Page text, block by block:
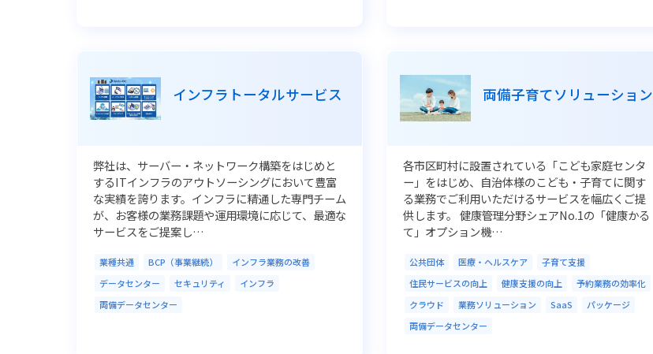
インフラトータルサービス
弊社は、サーバー・ネットワーク構築をはじめと
するITインフラのアウトソーシングにおいて豊富
な実績を誇ります。インフラに精通した専門チーム
が、お客様の業務課題や運用環境に応じて、最適な
サービスをご提案し…
業種共通 BCP（事業継続）
インフラ業務の改善
データセンター
セキュリティ
インフラ
両備データセンター
両備子育てソリューション
各市区町村に設置されている「こども家庭センタ
ー」をはじめ、自治体様のこども・子育てに関す
る業務でご利用いただけるサービスを幅広くご提
供します。 健康管理分野シェアNo.1の「健康かる
て」オプション機…
公共団体 医療・ヘルスケア
子育て支援
住民サービスの向上
健康支援の向上
予約業務の効率化
クラウド
業務ソリューション SaaS
パッケージ
両備データセンター